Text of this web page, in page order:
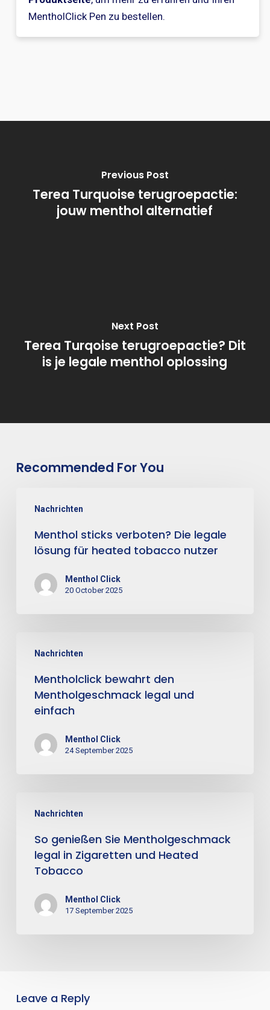
MentholClick Pen zu bestellen.
Previous Post
Terea Turquoise terugroepactie:
jouw menthol alternatief
Next Post
Terea Turqoise terugroepactie? Dit
is je legale menthol oplossing
Recommended For You
Nachrichten
Menthol sticks verboten? Die legale
lösung für heated tobacco nutzer
Menthol Click
20 October 2025
Nachrichten
Mentholclick bewahrt den
Mentholgeschmack legal und
einfach
Menthol Click
24 September 2025
Nachrichten
So genießen Sie Mentholgeschmack
legal in Zigaretten und Heated
Tobacco
Menthol Click
17 September 2025
Leave a Reply